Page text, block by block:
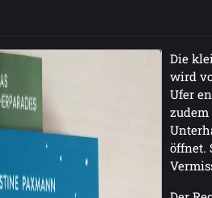
Die
wird
Ufer
zudem
öffnet.